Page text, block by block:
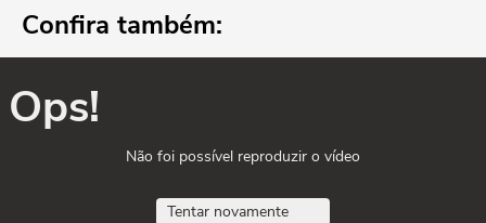
Confira também:
Ops!
Não foi possível reproduzir o vídeo
Tentar novamente